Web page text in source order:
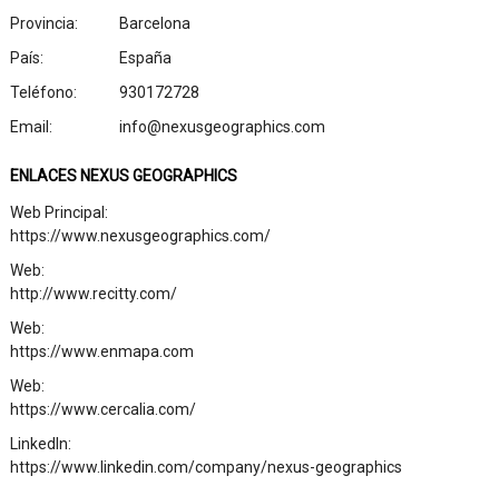
Provincia:
Barcelona
País:
España
Teléfono:
930172728
Email:
info@nexusgeographics.com
ENLACES NEXUS GEOGRAPHICS
Web Principal:
https://www.nexusgeographics.com/
Web:
http://www.recitty.com/
Web:
https://www.enmapa.com
Web:
https://www.cercalia.com/
LinkedIn:
https://www.linkedin.com/company/nexus-geographics